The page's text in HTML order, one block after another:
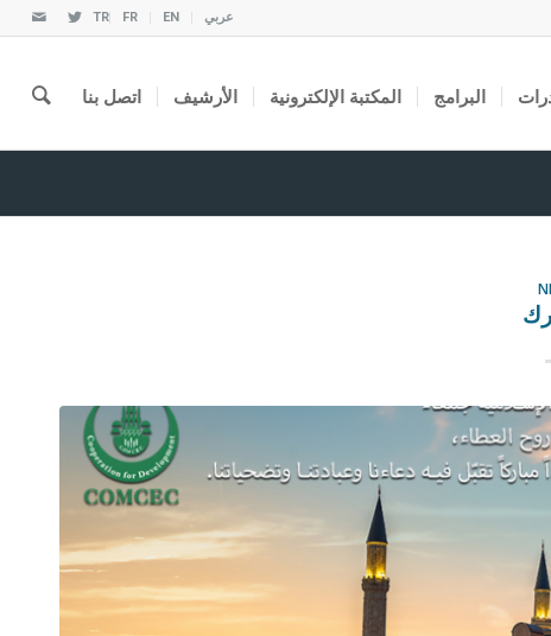
عربي EN
FR
TR
البرامج المكتبة الإلكترونية الأرشيف اتصل بنا